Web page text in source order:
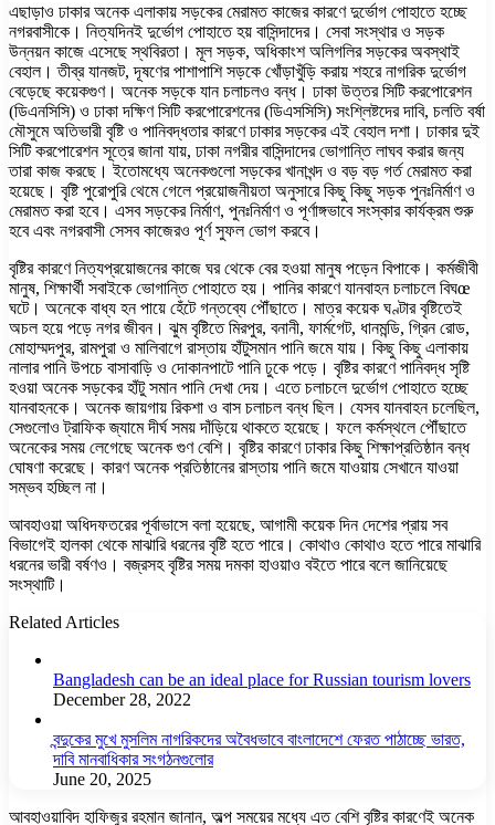
এছাড়াও ঢাকার অনেক এলাকায় সড়কের মেরামত কাজের কারণে দুর্ভোগ পোহাতে হচ্ছে
নগরবাসীকে। নিত্যদিনই দুর্ভোগ পোহাতে হয় বাসিন্দাদের। সেবা সংস্থার ও সড়ক
উন্নয়ন কাজে এসেছে স্থবিরতা। মূল সড়ক, অধিকাংশ অলিগলির সড়কের অবস্থাই
বেহাল। তীব্র যানজট, দূষণের পাশাপাশি সড়কে খোঁড়াখুঁড়ি করায় শহরে নাগরিক দুর্ভোগ
বেড়েছে কয়েকগুণ। অনেক সড়কে যান চলাচলও বন্ধ। ঢাকা উত্তর সিটি করপোরেশন
(ডিএনসিসি) ও ঢাকা দক্ষিণ সিটি করপোরেশনের (ডিএসসিসি) সংশ্লিষ্টদের দাবি, চলতি বর্ষা
মৌসুমে অতিভারী বৃষ্টি ও পানিবদ্ধতার কারণে ঢাকার সড়কের এই বেহাল দশা। ঢাকার দুই
সিটি করপোরেশন সূত্রে জানা যায়, ঢাকা নগরীর বাসিন্দাদের ভোগান্তি লাঘব করার জন্য
তারা কাজ করছে। ইতোমধ্যে অনেকগুলো সড়কের খানাখন্দ ও বড় বড় গর্ত মেরামত করা
হয়েছে। বৃষ্টি পুরোপুরি থেমে গেলে প্রয়োজনীয়তা অনুসারে কিছু কিছু সড়ক পুনঃনির্মাণ ও
মেরামত করা হবে। এসব সড়কের নির্মাণ, পুনঃনির্মাণ ও পূর্ণাঙ্গভাবে সংস্কার কার্যক্রম শুরু
হবে এবং নগরবাসী সেসব কাজেরও পূর্ণ সুফল ভোগ করবে।
বৃষ্টির কারণে নিত্যপ্রয়োজনের কাজে ঘর থেকে বের হওয়া মানুষ পড়েন বিপাকে। কর্মজীবী
মানুষ, শিক্ষার্থী সবাইকে ভোগান্তি পোহাতে হয়। পানির কারণে যানবাহন চলাচলে বিঘœ
ঘটে। অনেকে বাধ্য হন পায়ে হেঁটে গন্তব্যে পৌঁছাতে। মাত্র কয়েক ঘণ্টার বৃষ্টিতেই
অচল হয়ে পড়ে নগর জীবন। ঝুম বৃষ্টিতে মিরপুর, বনানী, ফার্মগেট, ধানমন্ডি, গ্রিন রোড,
মোহাম্মদপুর, রামপুরা ও মালিবাগে রাস্তায় হাঁটুসমান পানি জমে যায়। কিছু কিছু এলাকায়
নালার পানি উপচে বাসাবাড়ি ও দোকানপাটে পানি ঢুকে পড়ে। বৃষ্টির কারণে পানিবদ্ধ সৃষ্টি
হওয়া অনেক সড়কের হাঁটু সমান পানি দেখা দেয়। এতে চলাচলে দুর্ভোগ পোহাতে হচ্ছে
যানবাহনকে। অনেক জায়গায় রিকশা ও বাস চলাচল বন্ধ ছিল। যেসব যানবাহন চলেছিল,
সেগুলোও ট্রাফিক জ্যামে দীর্ঘ সময় দাঁড়িয়ে থাকতে হয়েছে। ফলে কর্মস্থলে পৌঁছাতে
অনেকের সময় লেগেছে অনেক গুণ বেশি। বৃষ্টির কারণে ঢাকার কিছু শিক্ষাপ্রতিষ্ঠান বন্ধ
ঘোষণা করেছে। কারণ অনেক প্রতিষ্ঠানের রাস্তায় পানি জমে যাওয়ায় সেখানে যাওয়া
সম্ভব হচ্ছিল না।
আবহাওয়া অধিদফতরের পূর্বাভাসে বলা হয়েছে, আগামী কয়েক দিন দেশের প্রায় সব
বিভাগেই হালকা থেকে মাঝারি ধরনের বৃষ্টি হতে পারে। কোথাও কোথাও হতে পারে মাঝারি
ধরনের ভারী বর্ষণও। বজ্রসহ বৃষ্টির সময় দমকা হাওয়াও বইতে পারে বলে জানিয়েছে
সংস্থাটি।
Related Articles
Bangladesh can be an ideal place for Russian tourism lovers
December 28, 2022
বন্দুকের মুখে মুসলিম নাগরিকদের অবৈধভাবে বাংলাদেশে ফেরত পাঠাচ্ছে ভারত,
দাবি মানবাধিকার সংগঠনগুলোর
June 20, 2025
আবহাওয়াবিদ হাফিজুর রহমান জানান, অল্প সময়ের মধ্যে এত বেশি বৃষ্টির কারণেই অনেক